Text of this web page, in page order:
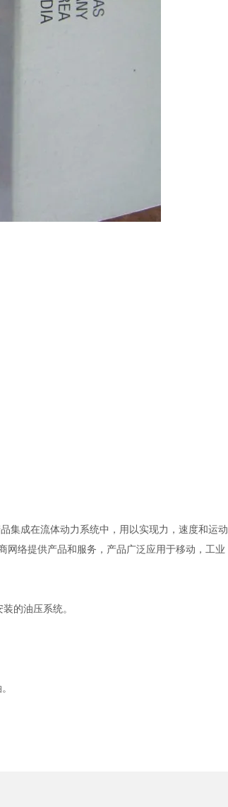
集成在流体动力系统中，用以实现力，速度和运动
网络提供产品和服务，产品广泛应用于移动，工业
的油压系统。